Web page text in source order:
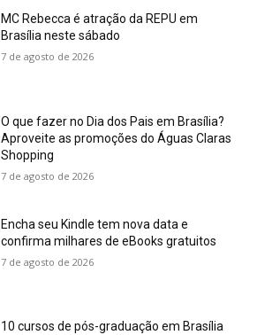
MC Rebecca é atração da REPU em
Brasília neste sábado
7 de agosto de 2026
O que fazer no Dia dos Pais em Brasília?
Aproveite as promoções do Águas Claras
Shopping
7 de agosto de 2026
Encha seu Kindle tem nova data e
confirma milhares de eBooks gratuitos
7 de agosto de 2026
10 cursos de pós-graduação em Brasília